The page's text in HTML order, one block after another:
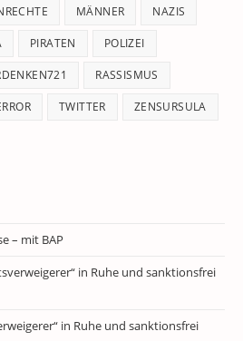
MÄNNER NAZIS
PIRATEN POLIZEI
RASSISMUS
TWITTER ZENSURSULA
– mit BAP
in Ruhe und sanktionsfrei
in Ruhe und sanktionsfrei